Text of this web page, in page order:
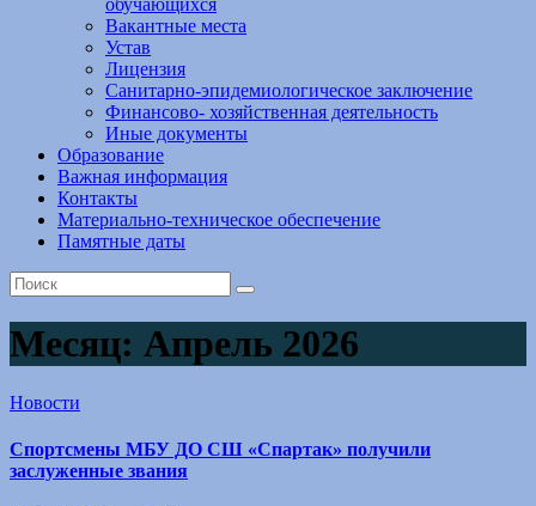
обучающихся
Вакантные места
Устав
Лицензия
Санитарно-эпидемиологическое заключение
Финансово- хозяйственная деятельность
Иные документы
Образование
Важная информация
Контакты
Материально-техническое обеспечение
Памятные даты
Месяц: Апрель 2026
Новости
Спортсмены МБУ ДО СШ «Спартак» получили
заслуженные звания